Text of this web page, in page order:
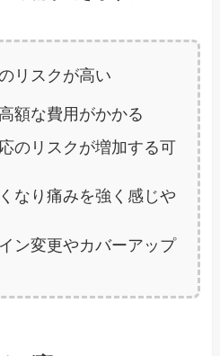
リスクが高い
額な費用がかかる
のリスクが増加する可
なり痛みを強く感じや
ン変更やカバーアップ